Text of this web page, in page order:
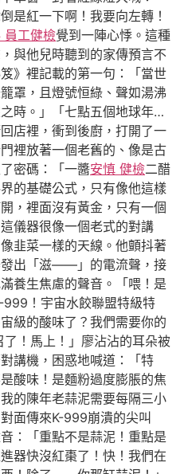
是紅一下啊！我要向左轉！
員工健檢覺到一陣心悸。這種
與他兒時聽到的家傳預言不
》裡記載的第一句：「當世
罩，且燈號恒綠、聲如湯沸
時。」「七點五個地球年…
店裡，衝到後廚，打開了一
裡放著一個老舊的、像是古
密碼：「一醬安慎 健檢二醋
的基礎公式，只有像他這樣
，裡面沒有黃金，只有一個
儀器很像一個老式的對講
韭菜一樣的天線。他顫抖著
發出「滋——」的電流聲，接
養生焦慮的聲音。「喂！是
！宇宙水餃聯盟特級特
級的酸味了？我們需要你的
了！馬上！」廖沾沾的耳朵被
講機，困惑地喊道：「特
酸味！是麵粉過度膨脹的焦
的陳年老蒜泥需要每隔三小
面傳來K-999崩潰的尖叫
：「重點不是蒜泥！重點是
器快沒紅棗了！快！我們在